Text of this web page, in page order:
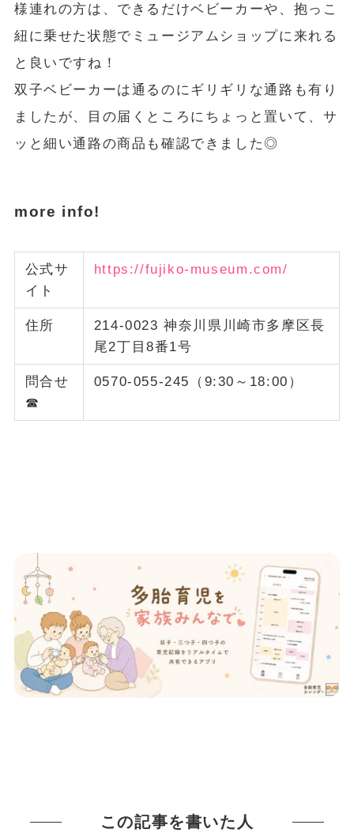
様連れの方は、できるだけベビーカーや、抱っこ
紐に乗せた状態でミュージアムショップに来れる
と良いですね！
双子ベビーカーは通るのにギリギリな通路も有り
ましたが、目の届くところにちょっと置いて、サ
ッと細い通路の商品も確認できました◎
more info!
公式サ
イト
https://fujiko-museum.com/
住所
214-0023 神奈川県川崎市多摩区長
尾2丁目8番1号
問合せ
☎︎
0570-055-245（9:30～18:00）
この記事を書いた人